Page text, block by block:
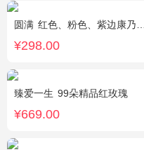
圆满 红色、粉色、紫边康乃馨共16枝，红玫瑰7枝，粉色多头香水百合2枝，粉桔梗、叶上黄金、绿叶搭配。（如紫边康乃馨缺货，默认用其他颜色替代）
¥298.00
臻爱一生 99朵精品红玫瑰
¥669.00